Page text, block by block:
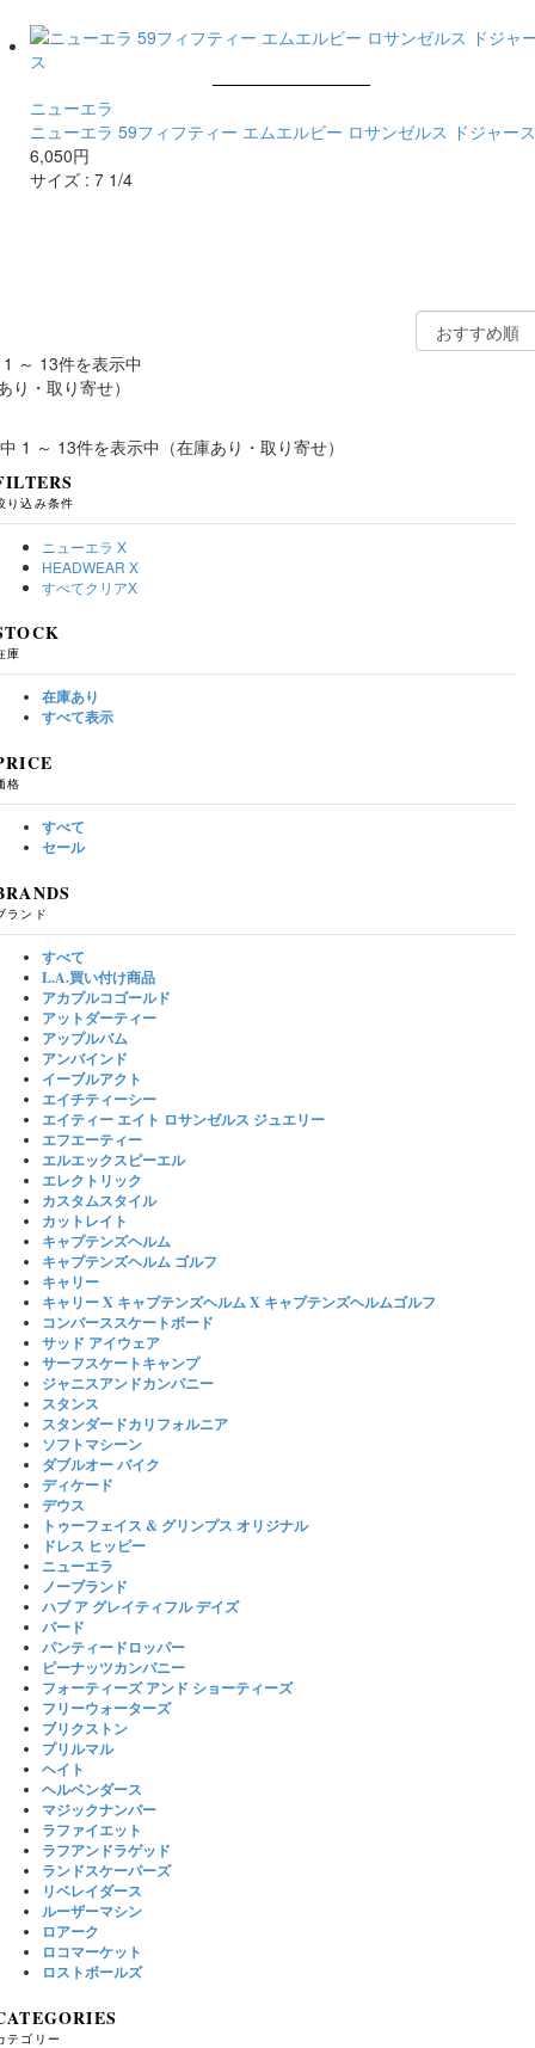
ニューエラ
ニューエラ 59フィフティー エムエルビー ロサンゼルス ドジャース
6,050円
サイズ : 7 1/4
～ 13件を表示中
り・取り寄せ）
1 ～ 13件を表示中（在庫あり・取り寄せ）
り込み条件
ニューエラ X
HEADWEAR X
すべてクリアX
庫
在庫あり
すべて表示
格
すべて
セール
ランド
すべて
L.A.買い付け商品
アカプルコゴールド
アットダーティー
アップルバム
アンバインド
イーブルアクト
エイチティーシー
エイティー エイト ロサンゼルス ジュエリー
エフエーティー
エルエックスピーエル
エレクトリック
カスタムスタイル
カットレイト
キャプテンズヘルム
キャプテンズヘルム ゴルフ
キャリー
キャリー X キャプテンズヘルム X キャプテンズヘルムゴルフ
コンバーススケートボード
サッド アイウェア
サーフスケートキャンプ
ジャニスアンドカンパニー
スタンス
スタンダードカリフォルニア
ソフトマシーン
ダブルオー バイク
ディケード
デウス
トゥーフェイス & グリンプス オリジナル
ドレス ヒッピー
ニューエラ
ノーブランド
ハブ ア グレイティフル デイズ
バード
パンティードロッパー
ピーナッツカンパニー
フォーティーズ アンド ショーティーズ
フリーウォーターズ
ブリクストン
プリルマル
ヘイト
ヘルベンダース
マジックナンバー
ラファイエット
ラフアンドラゲッド
ランドスケーパーズ
リベレイダース
ルーザーマシン
ロアーク
ロコマーケット
ロストボールズ
テゴリー